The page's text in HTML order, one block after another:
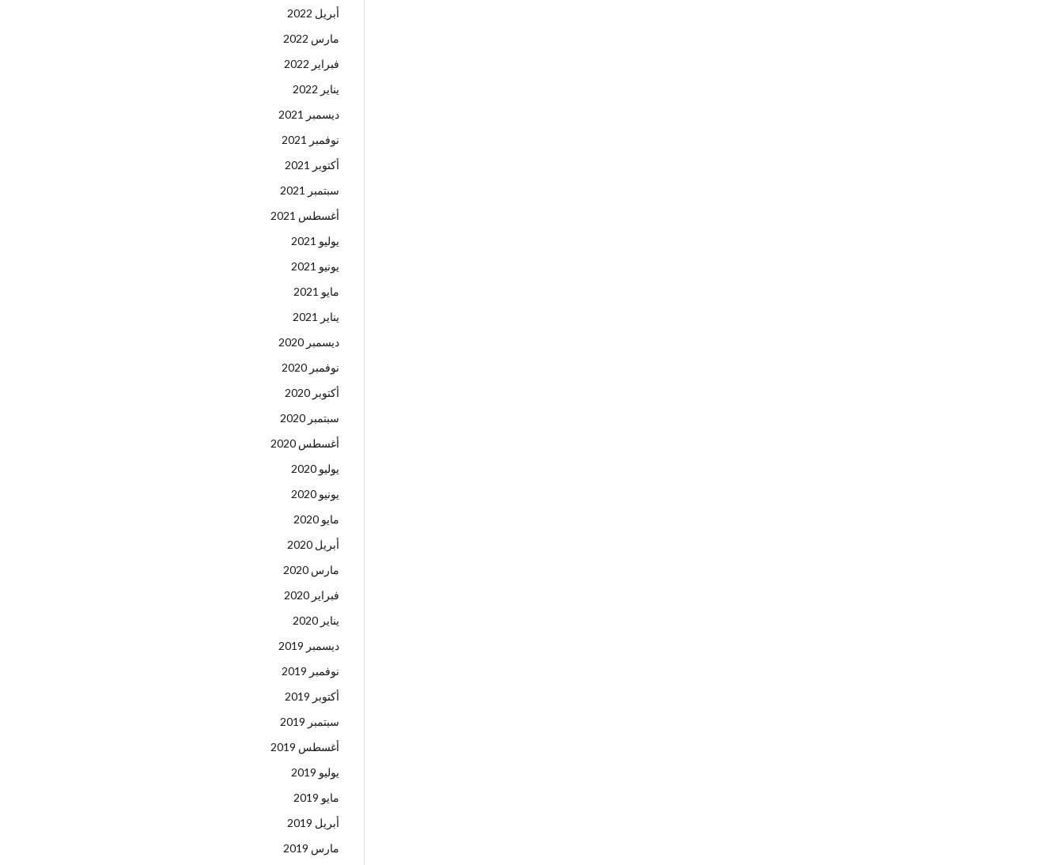
أبريل 2022
مارس 2022
فبراير 2022
يناير 2022
ديسمبر 2021
نوفمبر 2021
أكتوبر 2021
سبتمبر 2021
أغسطس 2021
يوليو 2021
يونيو 2021
مايو 2021
يناير 2021
ديسمبر 2020
نوفمبر 2020
أكتوبر 2020
سبتمبر 2020
أغسطس 2020
يوليو 2020
يونيو 2020
مايو 2020
أبريل 2020
مارس 2020
فبراير 2020
يناير 2020
ديسمبر 2019
نوفمبر 2019
أكتوبر 2019
سبتمبر 2019
أغسطس 2019
يوليو 2019
مايو 2019
أبريل 2019
مارس 2019